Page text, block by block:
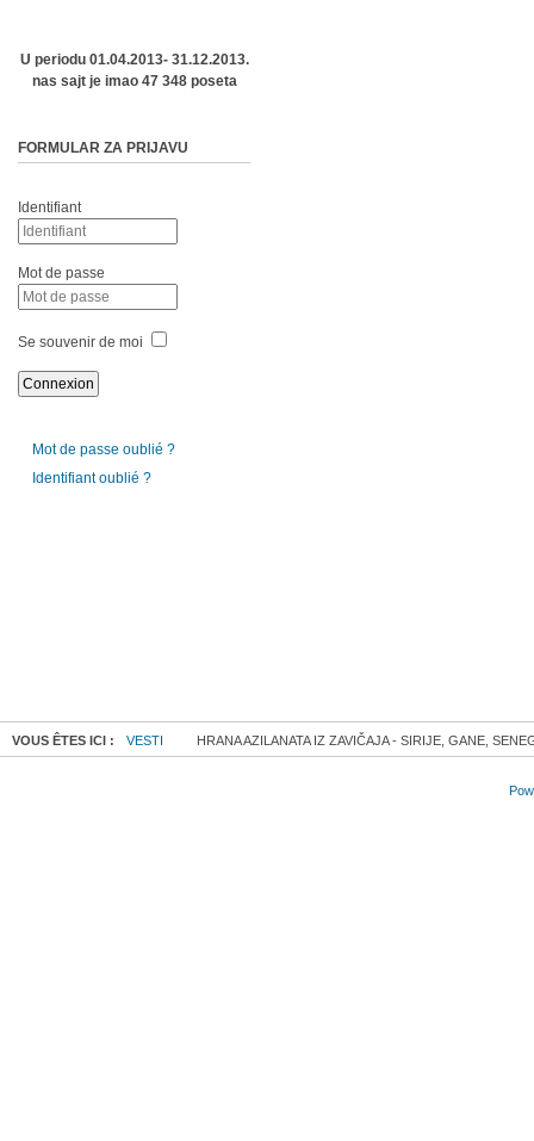
U periodu 01.04.2013- 31.12.2013.
nas sajt je imao 47 348 poseta
FORMULAR ZA PRIJAVU
Identifiant
Mot de passe
Se souvenir de moi
Mot de passe oublié ?
Identifiant oublié ?
VOUS ÊTES ICI : VESTI HRANA AZILANATA IZ ZAVIČAJA - SIRIJE, GANE,